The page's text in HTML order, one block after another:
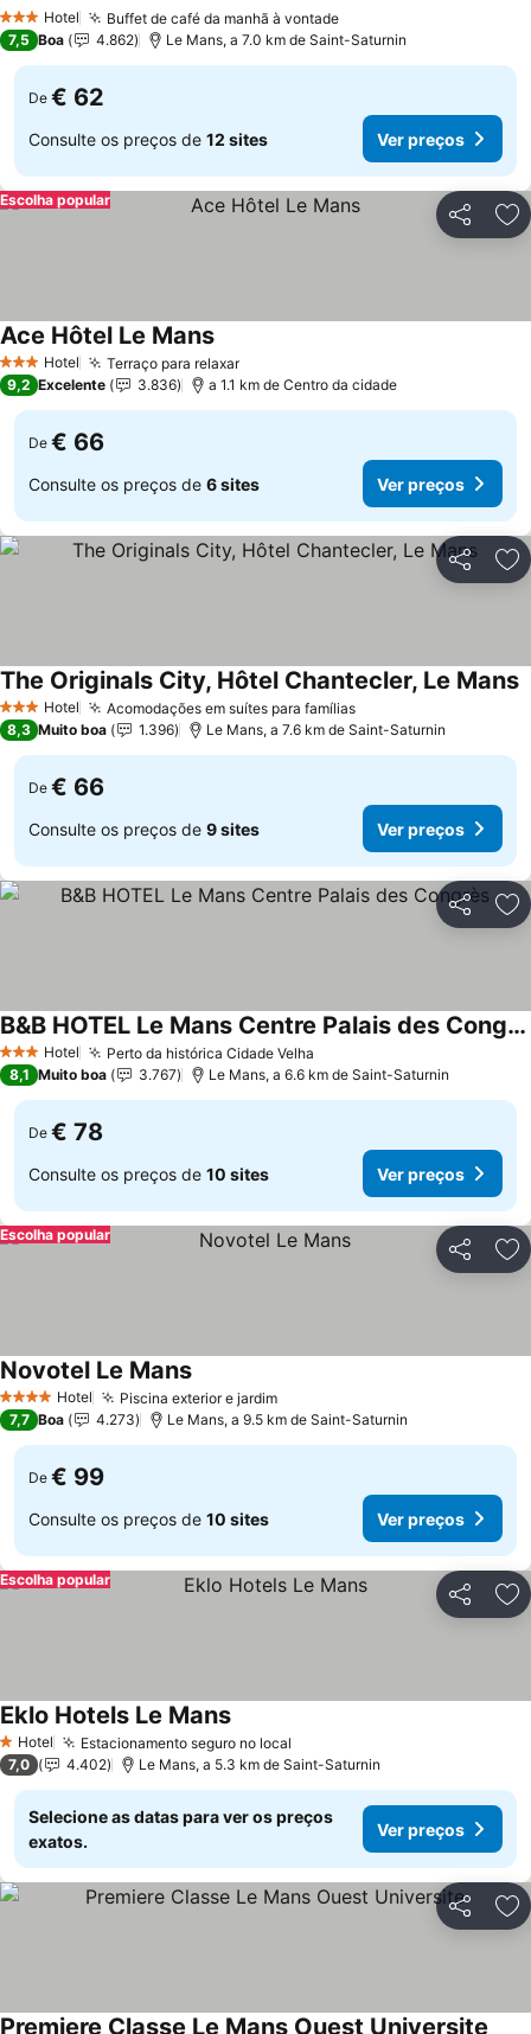
3 EstrelasHotel Buffet de café da manhã à vontadeVer preços
7,5 Boa 4.862 Le Mans, a 7.0 km de Saint-Saturnin
De € 62
Consulte os preços de 12 sites Ver preços
Partilhar
Escolha popular
3 EstrelasHotel Terraço para relaxarVer preços
Ace Hôtel Le MansVer preços
9,2 Excelente 3.836 a 1.1 km de Centro da cidade
De € 66
Consulte os preços de 6 sites Ver preços
Partilhar
3 EstrelasHotel Acomodações em suítes para famíliasVer preços
The Originals City, Hôtel Chantecler, Le Mans
8,3 Muito boa 1.396 Le Mans, a 7.6 km de Saint-Saturnin
De € 66
Consulte os preços de 9 sites Ver preços
Partilhar
3 EstrelasHotel Perto da histórica Cidade Velha
B&B HOTEL Le Mans Centre Palais des Congrès
Ver preços
8,1 Muito boa 3.767 Le Mans, a 6.6 km de Saint-Saturnin
De € 78
Consulte os preços de 10 sites Ver preços
Partilhar
Escolha popular
4 EstrelasHotel Piscina exterior e jardimVer preços
Novotel Le MansVer preços
7,7 Boa 4.273 Le Mans, a 9.5 km de Saint-Saturnin
De € 99
Consulte os preços de 10 sites Ver preços
Partilhar
Escolha popular
1 Estrelas
Hotel Estacionamento seguro no local
Eklo Hotels Le MansVer preços
7,0 4.402 Le Mans, a 5.3 km de Saint-Saturnin
Selecione as datas para ver os preços
exatos.
Ver preços
Partilhar
Premiere Classe Le Mans Ouest Universite